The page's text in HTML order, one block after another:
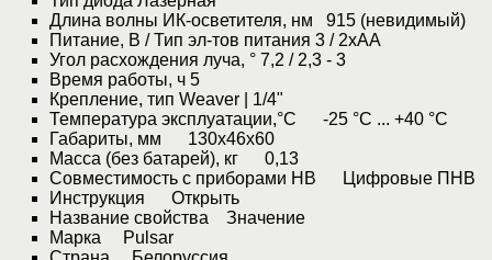
Длина волны ИК-осветителя, нм 915 (невидимый)
Питание, В / Тип эл-тов питания 3 / 2хАА
Угол расхождения луча, ° 7,2 / 2,3 - 3
Время работы, ч 5
Крепление, тип Weaver | 1/4"
Температура эксплуатации,°С -25 °С ... +40 °С
Габариты, мм 130x46x60
Масса (без батарей), кг 0,13
Совместимость с приборами НВ Цифровые ПНВ
Инструкция Открыть
Название свойства Значение
Марка Pulsar